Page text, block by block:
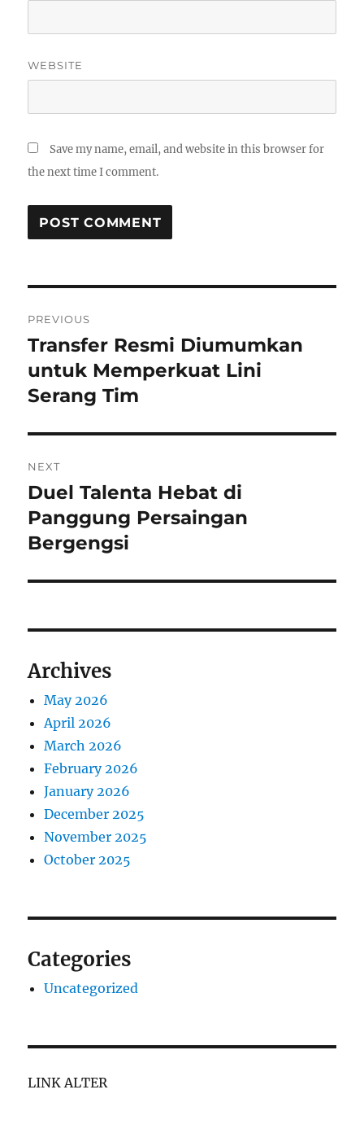
WEBSITE
Save my name, email, and website in this browser for
the next time I comment.
navigation
PREVIOUS
Previous
post:
Transfer Resmi Diumumkan
untuk Memperkuat Lini
Serang Tim
NEXT
Next
post:
Duel Talenta Hebat di
Panggung Persaingan
Bergengsi
Archives
May 2026
April 2026
March 2026
February 2026
January 2026
December 2025
November 2025
October 2025
Categories
Uncategorized
LINK ALTER